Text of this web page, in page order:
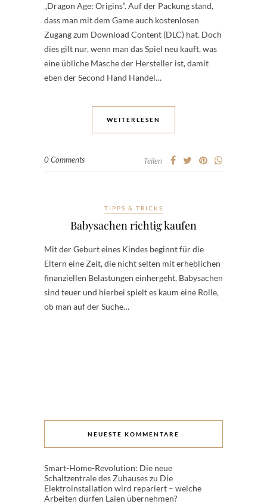
„Dragon Age: Origins“. Auf der Packung stand,
dass man mit dem Game auch kostenlosen
Zugang zum Download Content (DLC) hat. Doch
dies gilt nur, wenn man das Spiel neu kauft, was
eine übliche Masche der Hersteller ist, damit
eben der Second Hand Handel…
WEITERLESEN
0 Comments Teilen
TIPPS & TRICKS
Babysachen richtig kaufen
Mit der Geburt eines Kindes beginnt für die
Eltern eine Zeit, die nicht selten mit erheblichen
finanziellen Belastungen einhergeht. Babysachen
sind teuer und hierbei spielt es kaum eine Rolle,
ob man auf der Suche…
NEUESTE KOMMENTARE
Smart-Home-Revolution: Die neue
Schaltzentrale des Zuhauseszu Die
Elektroinstallation wird repariert – welche
Arbeiten dürfen Laien übernehmen?